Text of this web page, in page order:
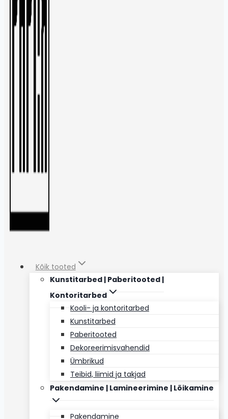
Kõik tooted
Kunstitarbed | Paberitooted |
Kontoritarbed
Kooli- ja kontoritarbed
Kunstitarbed
Paberitooted
Dekoreerimisvahendid
Ümbrikud
Teibid, liimid ja takjad
Pakendamine | Lamineerimine | Lõikamine
Pakendamine